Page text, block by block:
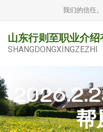
我们的信任
山东行则至职业介绍
SHANGDONGXINGZEZHI
帮